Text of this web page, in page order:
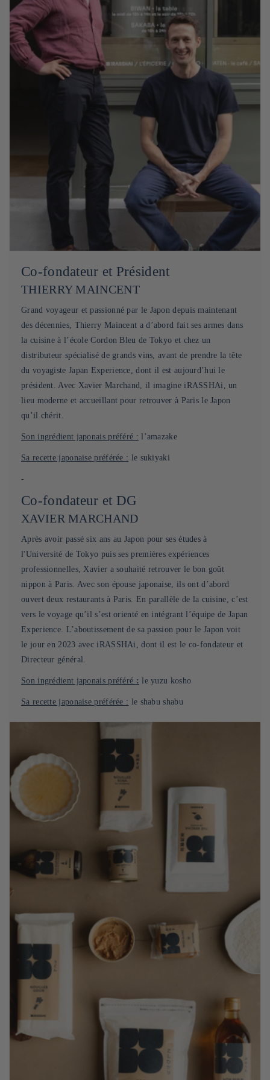
Co-fondateur et Président
THIERRY MAINCENT
Grand voyageur et passionné par le Japon depuis maintenant
des décennies, Thierry Maincent a d’abord fait ses armes dans
la cuisine à l’école Cordon Bleu de Tokyo et chez un
distributeur spécialisé de grands vins, avant de prendre la tête
du voyagiste Japan Experience, dont il est aujourd’hui le
président. Avec Xavier Marchand, il imagine iRASSHAi, un
lieu moderne et accueillant pour retrouver à Paris le Japon
qu’il chérit.
Son ingrédient japonais préféré : l’amazake
Sa recette japonaise préférée : le sukiyaki
-
Co-fondateur et DG
XAVIER MARCHAND
Après avoir passé six ans au Japon pour ses études à
l'Université de Tokyo puis ses premières expériences
professionnelles, Xavier a souhaité retrouver le bon goût
nippon à Paris. Avec son épouse japonaise, ils ont d’abord
ouvert deux restaurants à Paris. En parallèle de la cuisine, c’est
vers le voyage qu’il s’est orienté en intégrant l’équipe de Japan
Experience. L’aboutissement de sa passion pour le Japon voit
le jour en 2023 avec iRASSHAi, dont il est le co-fondateur et
Directeur général.
Son ingrédient japonais préféré : le yuzu kosho
Sa recette japonaise préférée : le shabu shabu